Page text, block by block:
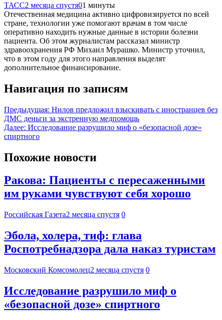
ТАСС2 месяца спустя01 минуты
Отечественная медицина активно цифровизируется по всей
стране, технологии уже помогают врачам в том числе
оперативно находить нужные данные в истории болезни
пациента. Об этом журналистам рассказал министр
здравоохранения РФ Михаил Мурашко. Министр уточнил,
что в этом году для этого направления выделят
дополнительное финансирование.
Навигация по записям
Предыдущая: Нилов предложил взыскивать с иностранцев без
ДМС деньги за экстренную медпомощь
Далее: Исследование разрушило миф о «безопасной дозе»
спиртного
Похожие новости
Ракова: Пациенты с пересаженными
им руками чувствуют себя хорошо
Российская Газета2 месяца спустя 0
Эбола, холера, тиф: глава
Роспотребнадзора дала наказ туристам
Московский Комсомолец2 месяца спустя 0
Исследование разрушило миф о
«безопасной дозе» спиртного